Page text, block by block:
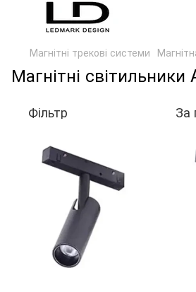
Магнітні трекові системи
Магнітні світильники
Фільтр За